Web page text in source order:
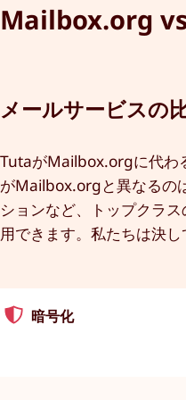
Mailbox.org
メールサービスの
TutaがMailbox.orgに代わ
がMailbox.orgと異なるの
ションなど、トップクラ
用できます。私たちは決
暗号化